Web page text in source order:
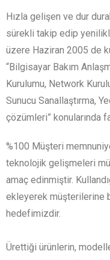
Hızla gelişen ve dur
sürekli takip edip
üzere Haziran 2005 de
“Bilgisayar Bakım
Kurulumu, Network
Sunucu Sanallaştırma,
çözümleri” konularında
%100 Müşteri
teknolojik gelişmeleri
amaç edinmiştir.
ekleyerek müşterilerine
hedefimizdir.
Ürettiği ürünlerin,